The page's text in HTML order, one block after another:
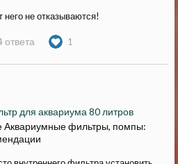
не отказываются!
ответа 1
для аквариума 80 литров
Аквариумные фильтры, помпы: